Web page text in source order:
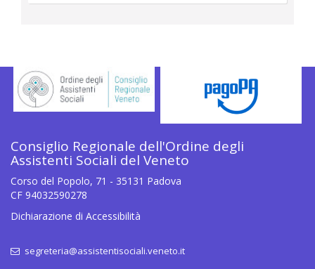
Consiglio Regionale dell'Ordine degli
Assistenti Sociali del Veneto
Corso del Popolo, 71 - 35131 Padova
CF 94032590278
Dichiarazione di Accessibilità
segreteria@assistentisociali.veneto.it